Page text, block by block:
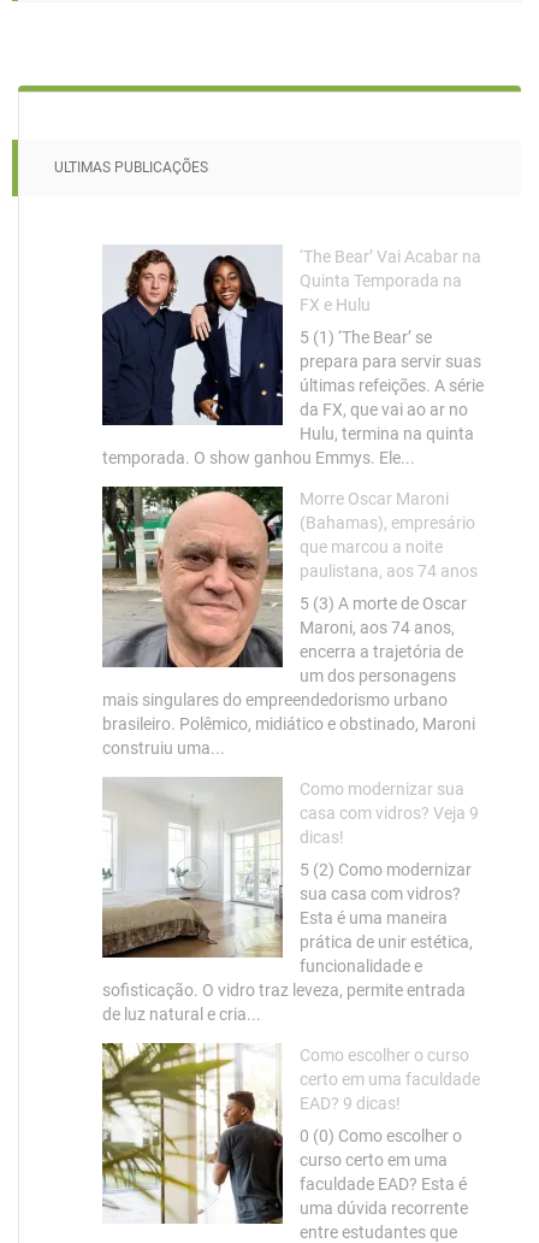
ULTIMAS PUBLICAÇÕES
‘The Bear’ Vai Acabar na
Quinta Temporada na
FX e Hulu
5 (1) ‘The Bear’ se
prepara para servir suas
últimas refeições. A série
da FX, que vai ao ar no
Hulu, termina na quinta
temporada. O show ganhou Emmys. Ele...
Morre Oscar Maroni
(Bahamas), empresário
que marcou a noite
paulistana, aos 74 anos
5 (3) A morte de Oscar
Maroni, aos 74 anos,
encerra a trajetória de
um dos personagens
mais singulares do empreendedorismo urbano
brasileiro. Polêmico, midiático e obstinado, Maroni
construiu uma...
Como modernizar sua
casa com vidros? Veja 9
dicas!
5 (2) Como modernizar
sua casa com vidros?
Esta é uma maneira
prática de unir estética,
funcionalidade e
sofisticação. O vidro traz leveza, permite entrada
de luz natural e cria...
Como escolher o curso
certo em uma faculdade
EAD? 9 dicas!
0 (0) Como escolher o
curso certo em uma
faculdade EAD? Esta é
uma dúvida recorrente
entre estudantes que